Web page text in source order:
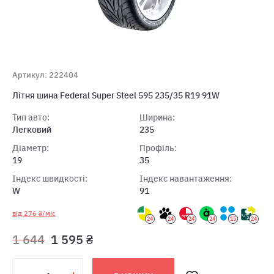
Артикул: 222404
Літня шина Federal Super Steel 595 235/35 R19 91W
Тип авто:
Легковий
Діаметр:
19
Індекс швидкості:
W
Ширина:
235
Профіль:
35
Індекс навантаження:
91
від 276 ₴/міс
24 24 24 24 15 24
1 644 1 595 ₴